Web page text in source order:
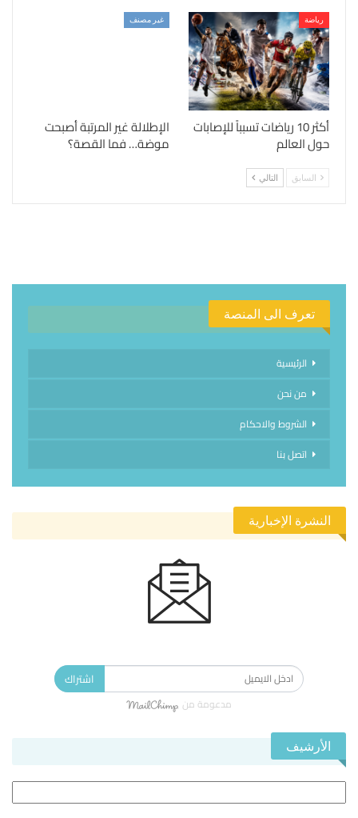
رياضة
أكثر 10 رياضات تسبباً للإصابات
حول العالم
غير مصنف
الإطلالة غير المرتبة أصبحت
موضة… فما القصة؟
السابق التالي
تعرف الى المنصة
الرئيسية
من نحن
الشروط والاحكام
اتصل بنا
النشرة الإخبارية
اشتراك
مدعومة من
الأرشيف